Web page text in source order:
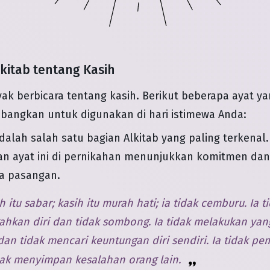
tentang Kasih
berbicara tentang kasih. Berikut beberapa ayat
untuk digunakan di hari istimewa Anda:
salah satu bagian Alkitab yang paling terkenal.
ayat ini di pernikahan menunjukkan komitmen
pasangan.
itu sabar; kasih itu murah hati; ia tidak cemburu. Ia
diri dan tidak sombong. Ia tidak melakukan
tidak mencari keuntungan diri sendiri. Ia tidak
menyimpan kesalahan orang lain.